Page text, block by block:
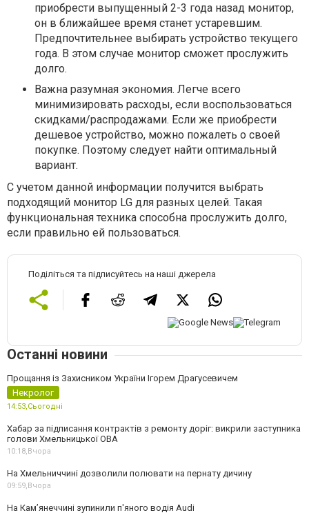
приобрести выпущенный 2-3 года назад монитор,
он в ближайшее время станет устаревшим.
Предпочтительнее выбирать устройство текущего
года. В этом случае монитор сможет прослужить
долго.
Важна разумная экономия. Легче всего
минимизировать расходы, если воспользоваться
скидками/распродажами. Если же приобрести
дешевое устройство, можно пожалеть о своей
покупке. Поэтому следует найти оптимальный
вариант.
С учетом данной информации получится выбрать
подходящий монитор LG для разных целей. Такая
функциональная техника способна прослужить долго,
если правильно ей пользоваться.
Поділіться та підписуйтесь на наші джерела
Останні новини
Прощання із Захисником України Ігорем Драгусевичем
Некролог
14:53,Сьогодні
Хабар за підписання контрактів з ремонту доріг: викрили заступника
голови Хмельницької ОВА
10:18, Вчора
На Хмельниччині дозволили полювати на пернату дичину
09:59, Вчора
На Камʼянеччині зупинили п'яного водія Audi